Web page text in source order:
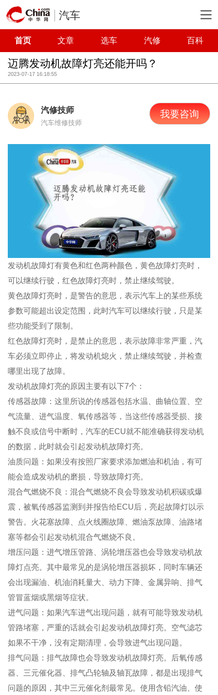
汽车
首页 文章 选车 汽修 百科
迈腾发动机故障灯亮还能开吗？
2023-07-17 16:18:55
汽修技师
汽车维修技师
我要咨询
发动机故障灯有黄色和红色两种颜色，⻩⾊故障灯亮时，
可以继续行驶，红色故障灯亮时，禁⽌继续驾驶。
⻩⾊故障灯亮时，是警告的意思，表示汽⻋上的某些系统
参数可能超出设定范围，此时汽⻋可以继续⾏驶，只是某
些功能受到了限制。
红⾊故障灯亮时，是禁止的意思，表示故障非常严重，汽
⻋必须⽴即停⽌，将发动机熄⽕，禁⽌继续驾驶，并检查
哪里出现了故障。
发动机故障灯亮的原因主要有以下7个：
传感器故障：这里所说的传感器包括水温、曲轴位置、空
气流量、进气温度、氧传感器等，当这些传感器受损、接
触不良或信号中断时，汽车的ECU就不能准确获得发动机
的数据，此时就会引起发动机故障灯亮。
油质问题：如果没有按照厂家要求添加燃油和机油，有可
能会造成发动机的磨损，导致故障灯亮。
混合气燃烧不良：混合气燃烧不良会导致发动机积碳或爆
震，被氧传感器监测到并报告给ECU后，亮起故障灯以示
警告。火花塞故障、点火线圈故障、燃油泵故障、油路堵
塞等都会引起发动机混合气燃烧不良。
增压问题：进气增压管路、涡轮增压器也会导致发动机故
障灯点亮。其中最常见的是涡轮增压器损坏，同时车辆还
会出现漏油、机油消耗量大、动力下降、金属异响、排气
管冒蓝烟或黑烟等症状。
进气问题：如果汽车进气出现问题，就有可能导致发动机
管路堵塞，严重的话就会引起发动机故障灯亮。空气滤芯
如果不干净，没有定期清理，会导致进气出现问题。
排气问题：排气故障也会导致发动机故障灯亮。后氧传感
器、三元催化器、排气凸轮轴及轴瓦故障，都是出现排气
问题的原因，其中三元催化剂最常见。使用含铅汽油、使